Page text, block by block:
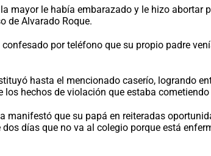
mayor le había embarazado y le hizo abortar
de Alvarado Roque.
por teléfono que su propio padre
hasta el mencionado caserío, logrando
hechos de violación que estaba
que su papá en reiteradas
días que no va al colegio porque está